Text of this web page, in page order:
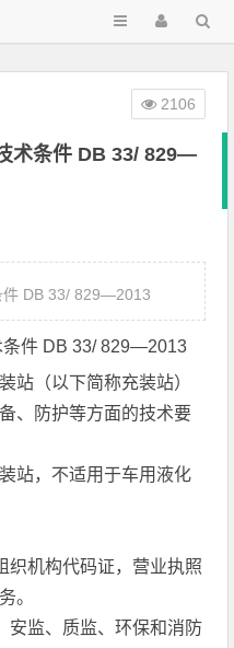
术条件 DB 33/ 829—
件 DB 33/ 829—2013
条件 DB 33/ 829—2013
站（以下简称充装站）
、防护等方面的技术要
站，不适用于车用液化
织机构代码证，营业执照
。
安监、质监、环保和消防
2106